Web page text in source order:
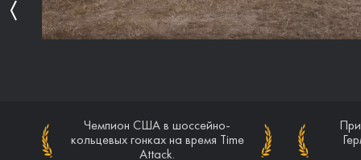
Чемпион США в шоссейно-
кольцевых гонках на время Time
Attack.
Призер этапов чемпионата
Германии VLN (Nurburgring
Nordschleife).